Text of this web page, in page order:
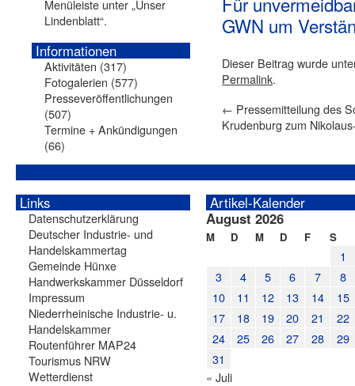
GWN um
Dieser Beitrag wurde
Permalink.
← Pressemitteilung des
Krudenburg zum
Menüleiste unter „Unser
Lindenblatt“.
Informationen
Aktivitäten (317)
Fotogalerien (577)
Presseveröffentlichungen
(507)
Termine + Ankündigungen
(66)
Links
Datenschutzerklärung
Deutscher Industrie- und
Handelskammertag
Gemeinde Hünxe
Handwerkskammer Düsseldorf
Impressum
Niederrheinische Industrie- u.
Handelskammer
Routenführer MAP24
Tourismus NRW
Wetterdienst
Artikel-Kalender
August 2026
M D M D F S
1
3
4 5 6 7
8
10
11 12 13 14
15
17
18 19 20 21
22
24
25 26 27 28
29
31
« Juli